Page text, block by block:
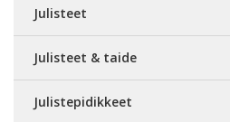
Julisteet
Julisteet & taide
Julistepidikkeet